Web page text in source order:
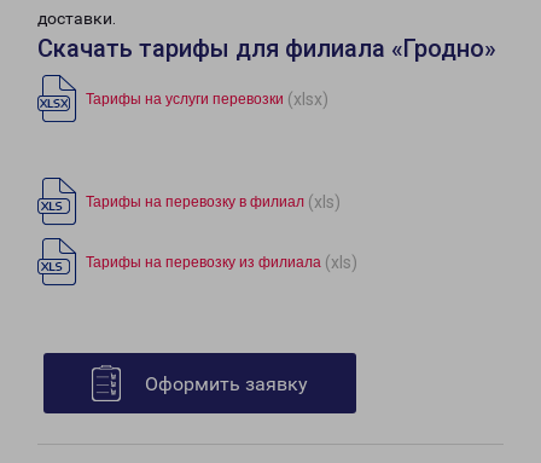
доставки.
Скачать тарифы для филиала «Гродно»
Тарифы на услуги перевозки (xlsx)
Тарифы на перевозку в филиал (xls)
Тарифы на перевозку из филиала (xls)
Оформить заявку